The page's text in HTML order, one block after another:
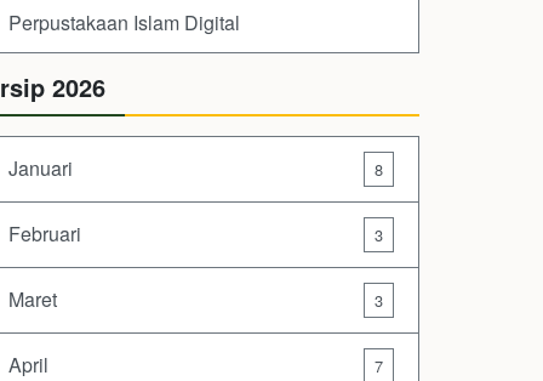
Perpustakaan Islam Digital
2026
Januari 8
Februari 3
Maret 3
April 7